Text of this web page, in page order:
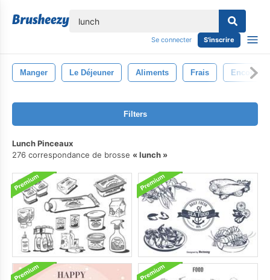
Se connecter S'inscrire
Manger Le Déjeuner Aliments Frais Encore
Filters
Lunch Pinceaux
276 correspondance de brosse
lunch